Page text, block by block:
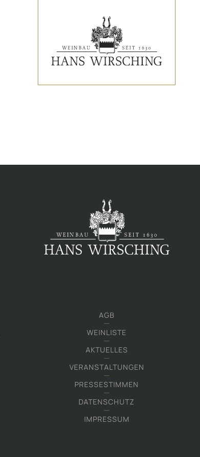
AGB
WEINLISTE
AKTUELLES
VERANSTALTUNGEN
PRESSESTIMMEN
DATENSCHUTZ
IMPRESSUM